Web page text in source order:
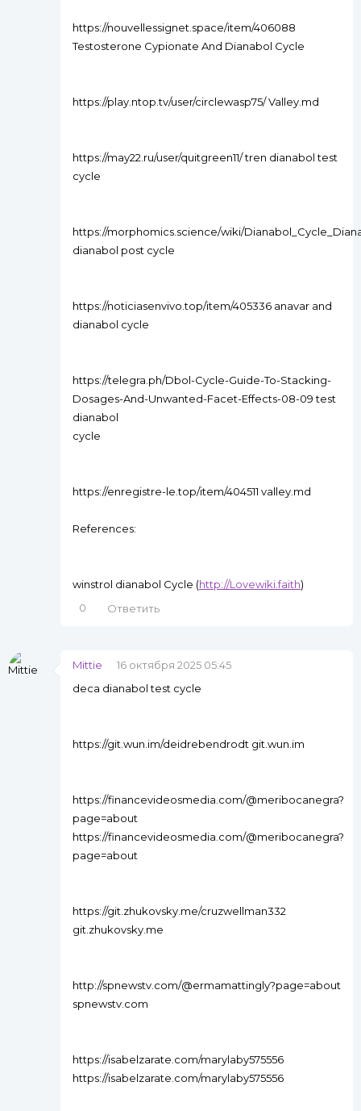
https://nouvellessignet.space/item/406088
Testosterone Cypionate And Dianabol Cycle
https://play.ntop.tv/user/circlewasp75/ Valley.md
https://may22.ru/user/quitgreen11/ tren dianabol test
cycle
https://morphomics.science/wiki/
dianabol post cycle
https://noticiasenvivo.top/item/405336 anavar and
dianabol cycle
https://telegra.ph/Dbol-Cycle-Guide-To-Stacking-
Dosages-And-Unwanted-Facet-Effects-08-09 test
dianabol
cycle
https://enregistre-le.top/item/404511 valley.md
References:
winstrol dianabol Cycle (http://Lovewiki.faith)
0
Ответить
Mittie
16 октября 2025 05:45
deca dianabol test cycle
https://git.wun.im/deidrebendrodt git.wun.im
https://financevideosmedia.com/@meribocanegra?
page=about
https://financevideosmedia.com/@meribocanegra?
page=about
https://git.zhukovsky.me/cruzwellman332
git.zhukovsky.me
http://spnewstv.com/@ermamattingly?page=about
spnewstv.com
https://isabelzarate.com/marylaby575556
https://isabelzarate.com/marylaby575556